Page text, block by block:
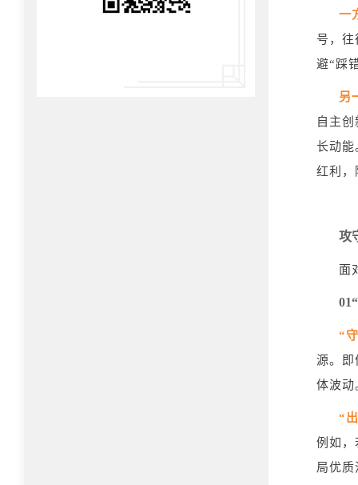
一
号，
避“踩
另
自主
长动能
红利，
攻
面
01“
“
源。即
体波动
“
例如，
局优